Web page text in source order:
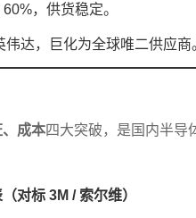
，供货稳定。
达，巨化为全球唯二供应商
成本四大突破，是国内半导
对标 3M / 索尔维）